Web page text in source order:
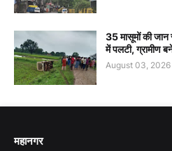
35 मासूमों की
में पलटी, ग्रामीण
August 03, 2026
महानगर